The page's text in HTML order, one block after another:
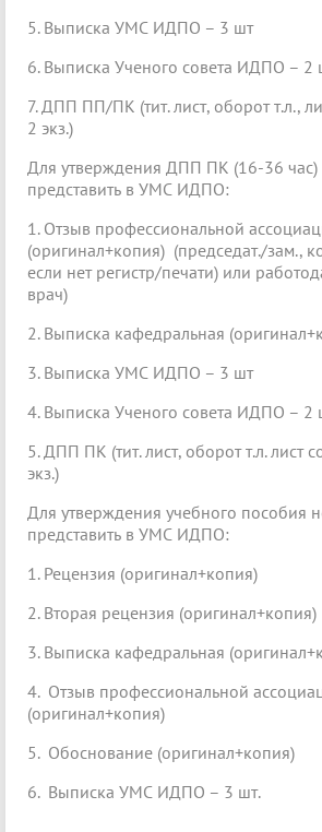
5. Выписка УМС ИДПО – 3 шт
6. Выписка Ученого совета ИДПО – 2
7. ДПП ПП/ПК (тит. лист, оборот т.л.,
2 экз.)
Для утверждения ДПП ПК (16-36
представить в УМС ИДПО:
1. Отзыв профессиональной
(оригинал+копия) (председат./зам.,
если нет регистр/печати) или
врач)
2. Выписка кафедральная
3. Выписка УМС ИДПО – 3 шт
4. Выписка Ученого совета ИДПО – 2
5. ДПП ПК (тит. лист, оборот т.л. лист
экз.)
Для утверждения учебного пособия
представить в УМС ИДПО:
1. Рецензия (оригинал+копия)
2. Вторая рецензия (оригинал+копия)
3. Выписка кафедральная
4. Отзыв профессиональной
(оригинал+копия)
5. Обоснование (оригинал+копия)
6. Выписка УМС ИДПО – 3 шт.